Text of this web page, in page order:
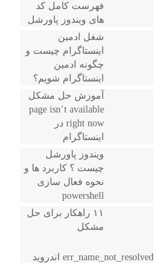
فهرست کامل کد
های ویندوز پاورشل
شغل ادمین
اینستاگرام چیست و
چگونه ادمین
اینستاگرام شویم؟
آموزش حل مشکل
page isn’t available
right now در
اینستاگرام
ویندوز پاورشل
چیست ؟ کاربرد ها و
نحوه فعال سازی
powershell
۱۱ راهکار برای حل
مشکل
err_name_not_resolved اندروید